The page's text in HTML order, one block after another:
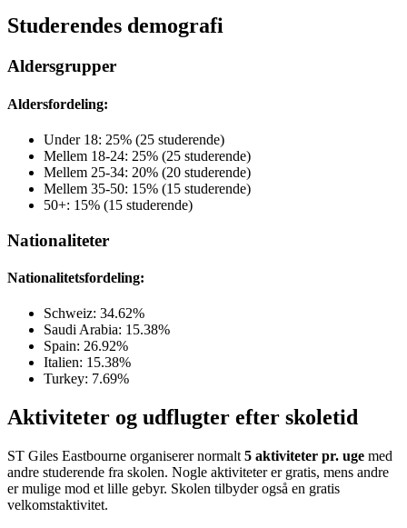
Studerendes demografi
Aldersgrupper
Aldersfordeling:
Under 18: 25% (25 studerende)
Mellem 18-24: 25% (25 studerende)
Mellem 25-34: 20% (20 studerende)
Mellem 35-50: 15% (15 studerende)
50+: 15% (15 studerende)
Nationaliteter
Nationalitetsfordeling:
Schweiz: 34.62%
Saudi Arabia: 15.38%
Spain: 26.92%
Italien: 15.38%
Turkey: 7.69%
Aktiviteter og udflugter efter skoletid
ST Giles Eastbourne organiserer normalt 5 aktiviteter pr. uge med
andre studerende fra skolen. Nogle aktiviteter er gratis, mens andre
er mulige mod et lille gebyr. Skolen tilbyder også en gratis
velkomstaktivitet.